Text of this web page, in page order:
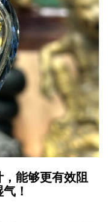
能够更有效阻
！